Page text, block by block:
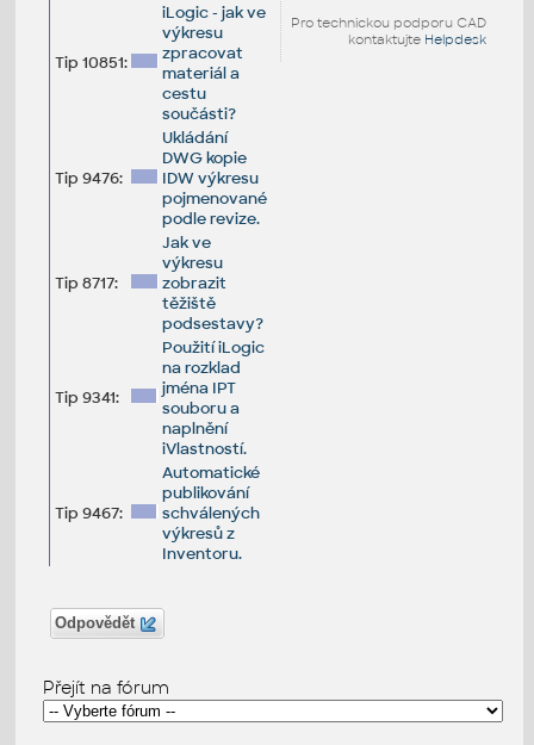
Pro technickou podporu CAD
kontaktujte Helpdesk
Tip 10851:
iLogic - jak ve
výkresu
zpracovat
materiál a
cestu
součásti?
Tip 9476:
Ukládání
DWG kopie
IDW výkresu
pojmenované
podle revize.
Tip 8717:
Jak ve
výkresu
zobrazit
těžiště
podsestavy?
Tip 9341:
Použití iLogic
na rozklad
jména IPT
souboru a
naplnění
iVlastností.
Tip 9467:
Automatické
publikování
schválených
výkresů z
Inventoru.
Odpovědět
Přejít na fórum